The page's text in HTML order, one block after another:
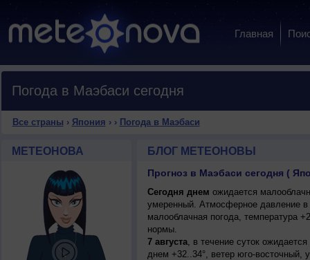
Главная
Погода в Маэбаси сегодня
Все страны › Япония › › Погода в Маэбаси
МЕТЕОНОВА БЛОГ МЕТЕОНОВЫ
Прогноз в Маэбаси сегодня (
Сегодня днем ожидается
умеренный. Атмосферное давление
малооблачная погода, температура
нормы.
7 августа, в течение суток
днем +32..34°, ветер юго-восточный,